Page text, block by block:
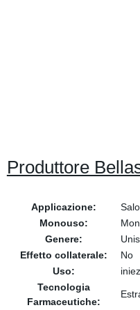
Produttore
Applicazione:
Monouso:
Genere:
Effetto collaterale:
No
Uso:
Tecnologia
Farmaceutiche: